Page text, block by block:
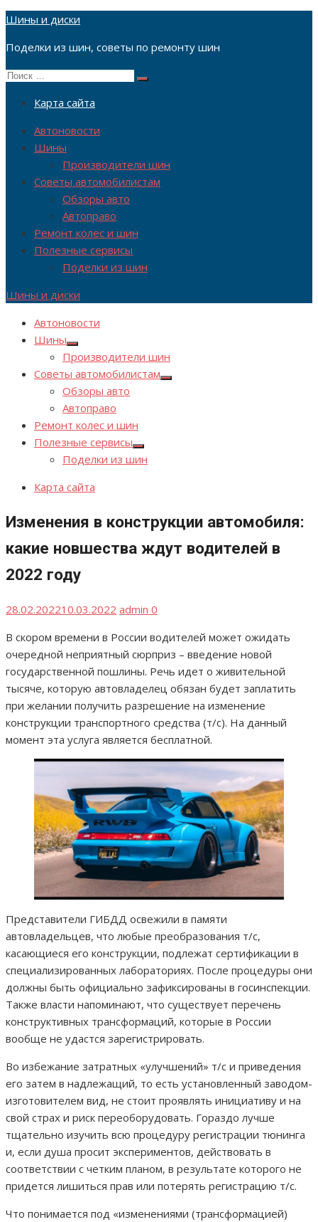
Перейти
содержимому
Шины и диски
Поделки из шин, советы по ремонту шин
Поиск
Поиск
Карта сайта
Автоновости
Шины
Производители шин
Советы автомобилистам
Обзоры авто
Автоправо
Ремонт колес и шин
Полезные сервисы
Поделки из шин
Шины и диски
Автоновости
Шины
Показывать
подменю
Производители шин
Советы автомобилистам
Показывать
Обзоры авто
Автоправо
Ремонт колес и шин
Полезные сервисы
Показывать
подменю
Поделки из шин
Карта сайта
Изменения в конструкции автомобиля:
какие новшества ждут водителей в
2022 году
Опубликовано
28.02.202210.03.2022 Автор
admin 0
В скором времени в России водителей может ожидать
очередной неприятный сюрприз – введение новой
государственной пошлины. Речь идет о живительной
тысяче, которую автовладелец обязан будет заплатить
при желании получить разрешение на изменение
конструкции транспортного средства (т/с). На данный
момент эта услуга является бесплатной.
Представители ГИБДД освежили в памяти
автовладельцев, что любые преобразования т/с,
касающиеся его конструкции, подлежат сертификации в
специализированных лабораториях. После процедуры они
должны быть официально зафиксированы в госинспекции.
Также власти напоминают, что существует перечень
конструктивных трансформаций, которые в России
вообще не удастся зарегистрировать.
Во избежание затратных «улучшений» т/с и приведения
его затем в надлежащий, то есть установленный заводом-
изготовителем вид, не стоит проявлять инициативу и на
свой страх и риск переоборудовать. Гораздо лучше
тщательно изучить всю процедуру регистрации тюнинга
и, если душа просит экспериментов, действовать в
соответствии с четким планом, в результате которого не
придется лишиться прав или потерять регистрацию т/с.
Что понимается под «изменениями (трансформацией)